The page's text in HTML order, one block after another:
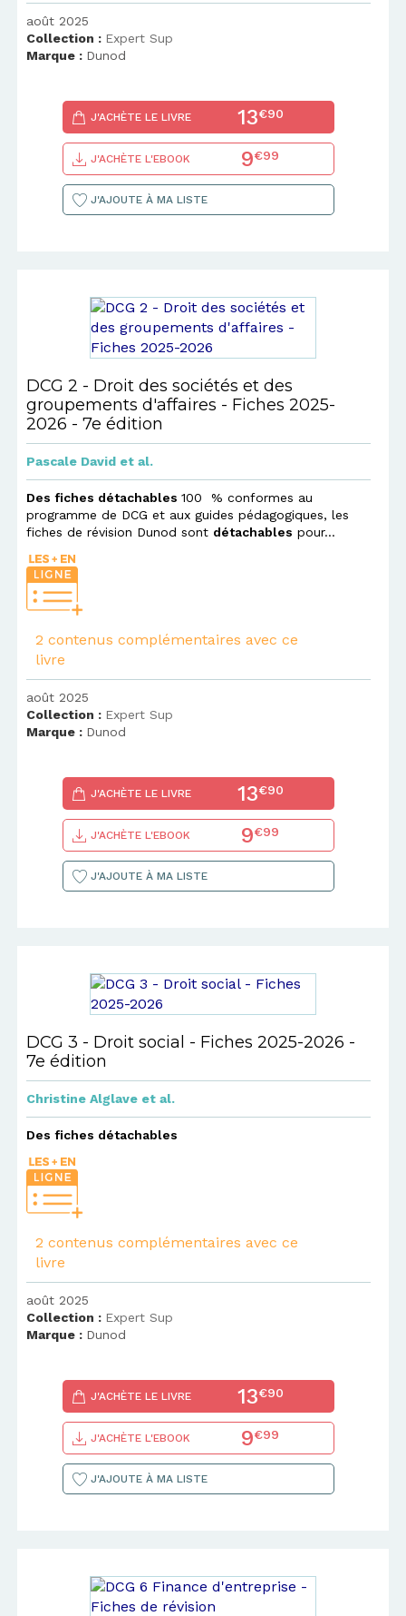
août 2025
Collection : Expert Sup
Marque : Dunod
J'ACHÈTE LE LIVRE 13€90
J'ACHÈTE L'EBOOK 9€99
J'AJOUTE À MA LISTE
DCG 2 - Droit des sociétés et des
groupements d'affaires - Fiches 2025-
2026 - 7e édition
Pascale David et al.
Des fiches détachables100 % conformes au
programme de DCG et aux guides pédagogiques, les
fiches de révision Dunod sont détachables pour...
2 contenus complémentaires avec ce
livre
août 2025
Collection : Expert Sup
Marque : Dunod
J'ACHÈTE LE LIVRE 13€90
J'ACHÈTE L'EBOOK 9€99
J'AJOUTE À MA LISTE
DCG 3 - Droit social - Fiches 2025-2026 -
7e édition
Christine Alglave et al.
Des fiches détachables
2 contenus complémentaires avec ce
livre
août 2025
Collection : Expert Sup
Marque : Dunod
J'ACHÈTE LE LIVRE 13€90
J'ACHÈTE L'EBOOK 9€99
J'AJOUTE À MA LISTE